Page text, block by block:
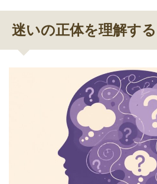
迷いの正体を理解する